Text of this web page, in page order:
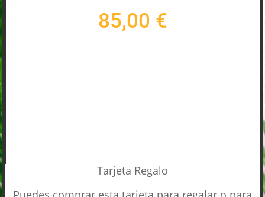
85,00 €
Tarjeta Regalo